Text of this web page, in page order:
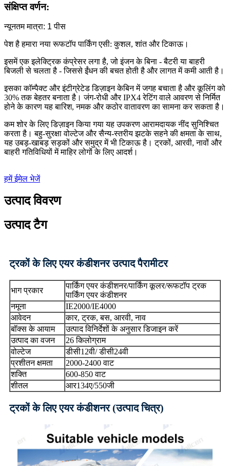
संक्षिप्त वर्णन:
न्यूनतम मात्रा: 1 पीस
पेश है हमारा नया रूफटॉप पार्किंग एसी: कुशल, शांत और टिकाऊ।
इसमें एक इलेक्ट्रिक कंप्रेसर लगा है, जो इंजन के बिना - बैटरी या बाहरी
बिजली से चलता है - जिससे ईंधन की बचत होती है और लागत में कमी आती है।
इसका कॉम्पैक्ट और इंटीग्रेटेड डिज़ाइन केबिन में जगह बचाता है और कूलिंग को
30% तक बेहतर बनाता है। जंग-रोधी और IPX4 रेटिंग वाले आवरण से निर्मित
होने के कारण यह बारिश, नमक और कठोर वातावरण का सामना कर सकता है।
कम शोर के लिए डिज़ाइन किया गया यह उपकरण आरामदायक नींद सुनिश्चित
करता है। बहु-सुरक्षा वोल्टेज और सैन्य-स्तरीय झटके सहने की क्षमता के साथ,
यह उबड़-खाबड़ सड़कों और समुद्र में भी टिकाऊ है। ट्रकों, आरवी, नावों और
बाहरी गतिविधियों में माहिर लोगों के लिए आदर्श।
हमें ईमेल भेजें
उत्पाद विवरण
उत्पाद टैग
ट्रकों के लिए एयर कंडीशनर उत्पाद पैरामीटर
भाग प्रकार
पार्किंग एयर कंडीशनर/पार्किंग कूलर/रूफटॉप ट्रक
पार्किंग एयर कंडीशनर
नमूना
IE2000/IE4000
आवेदन
कार, ​​ट्रक, बस, आरवी, नाव
बॉक्स के आयाम
उत्पाद विनिर्देशों के अनुसार डिजाइन करें
उत्पाद का वजन
26 किलोग्राम
वोल्टेज
डीसी12वी/ डीसी24वी
प्रशीतन क्षमता
2000-2400 वाट
शक्ति
600-850 वाट
शीतल
आर134ए/550जी
ट्रकों के लिए एयर कंडीशनर (उत्पाद चित्र)